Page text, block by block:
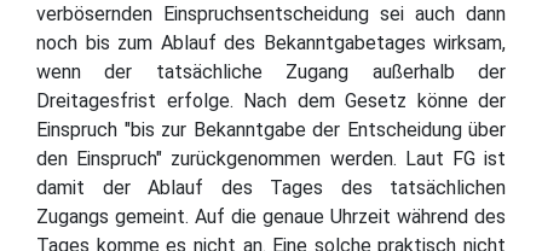
verbösernden Einspruchsentscheidung sei auch dann
noch bis zum Ablauf des Bekanntgabetages wirksam,
wenn der tatsächliche Zugang außerhalb der
Dreitagesfrist erfolge. Nach dem Gesetz könne der
Einspruch "bis zur Bekanntgabe der Entscheidung über
den Einspruch" zurückgenommen werden. Laut FG ist
damit der Ablauf des Tages des tatsächlichen
Zugangs gemeint. Auf die genaue Uhrzeit während des
Tages komme es nicht an. Eine solche praktisch nicht